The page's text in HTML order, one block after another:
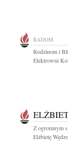
RADOM
Rodzinom i
Elektrowni
Z ogromnym
Elżbietę